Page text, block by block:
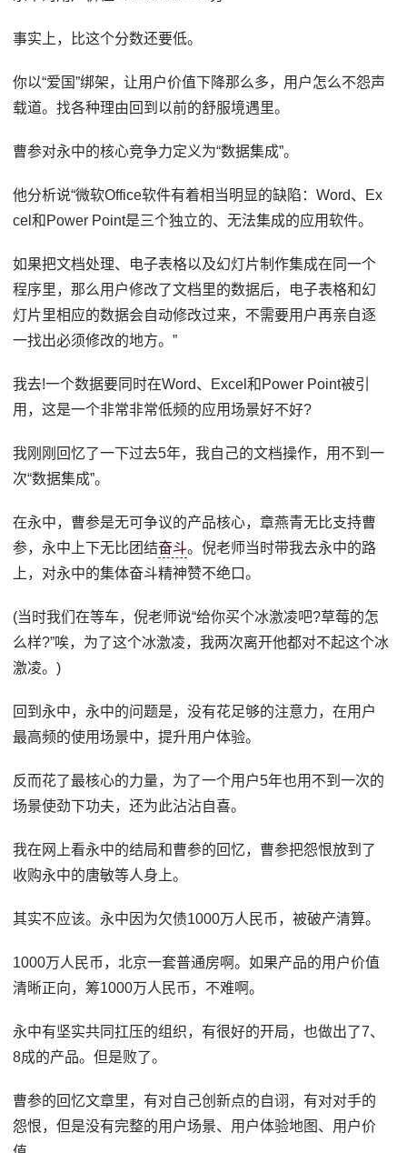
事实上，比这个分数还要低。
你以“爱国”绑架，让用户价值下降那么多，用户怎么不怨声
载道。找各种理由回到以前的舒服境遇里。
曹参对永中的核心竞争力定义为“数据集成”。
他分析说“微软Office软件有着相当明显的缺陷：Word、Ex
cel和Power Point是三个独立的、无法集成的应用软件。
如果把文档处理、电子表格以及幻灯片制作集成在同一个
程序里，那么用户修改了文档里的数据后，电子表格和幻
灯片里相应的数据会自动修改过来，不需要用户再亲自逐
一找出必须修改的地方。”
我去!一个数据要同时在Word、Excel和Power Point被引
用，这是一个非常非常低频的应用场景好不好?
我刚刚回忆了一下过去5年，我自己的文档操作，用不到一
次“数据集成”。
在永中，曹参是无可争议的产品核心，章燕青无比支持曹
参，永中上下无比团结奋斗。倪老师当时带我去永中的路
上，对永中的集体奋斗精神赞不绝口。
(当时我们在等车，倪老师说“给你买个冰激凌吧?草莓的怎
么样?”唉，为了这个冰激凌，我两次离开他都对不起这个冰
激凌。)
回到永中，永中的问题是，没有花足够的注意力，在用户
最高频的使用场景中，提升用户体验。
反而花了最核心的力量，为了一个用户5年也用不到一次的
场景使劲下功夫，还为此沾沾自喜。
我在网上看永中的结局和曹参的回忆，曹参把怨恨放到了
收购永中的唐敏等人身上。
其实不应该。永中因为欠债1000万人民币，被破产清算。
1000万人民币，北京一套普通房啊。如果产品的用户价值
清晰正向，筹1000万人民币，不难啊。
永中有坚实共同扛压的组织，有很好的开局，也做出了7、
8成的产品。但是败了。
曹参的回忆文章里，有对自己创新点的自诩，有对对手的
怨恨，但是没有完整的用户场景、用户体验地图、用户价